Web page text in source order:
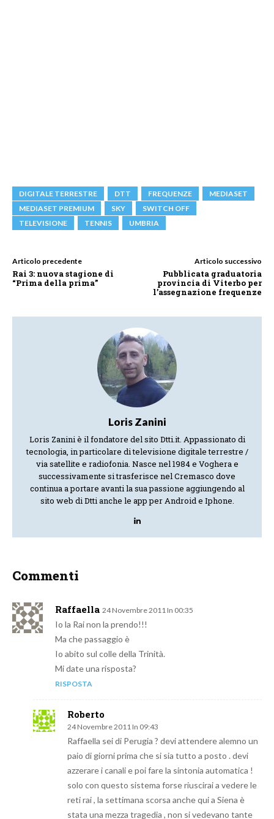
DIGITALE TERRESTRE DTT FREQUENZE
MEDIASET
MEDIASET PREMIUM
SKY
SWITCH OFF
TELEVISIONE
TENNIS UMBRIA
Articolo precedente
Rai 3: nuova stagione di
“Prima della prima”
Articolo successivo
Pubblicata graduatoria
provincia di Viterbo per
l’assegnazione frequenze
Loris Zanini
Loris Zanini è il fondatore del sito Dtti.it. Appassionato di
tecnologia, in particolare di televisione digitale terrestre /
via satellite e radiofonia. Nasce nel 1984 e Voghera e
successivamente si trasferisce nel Cremasco dove
continua a portare avanti la sua passione aggiungendo al
sito web di Dtti anche le app per Android e Iphone.
Commenti
Raffaella 24 Novembre 2011 In 00:35
Io la Rai non la prendo!!!
Ma che passaggio è
Io abito sul colle della Trinità.
Mi date una risposta?
RISPOSTA
Roberto
24 Novembre 2011 In 09:43
Raffaella sei di Perugia ? devi attendere alemno un
paio di giorni prima che si sia tutto a posto . devi
azzerare i canali e poi fare la sintonia automatica !
solo con questo sistema forse riuscirai a vedere le
reti rai , la settimana scorsa anche qui a Siena è
stata una mezza tragedia , non si vedevano tante